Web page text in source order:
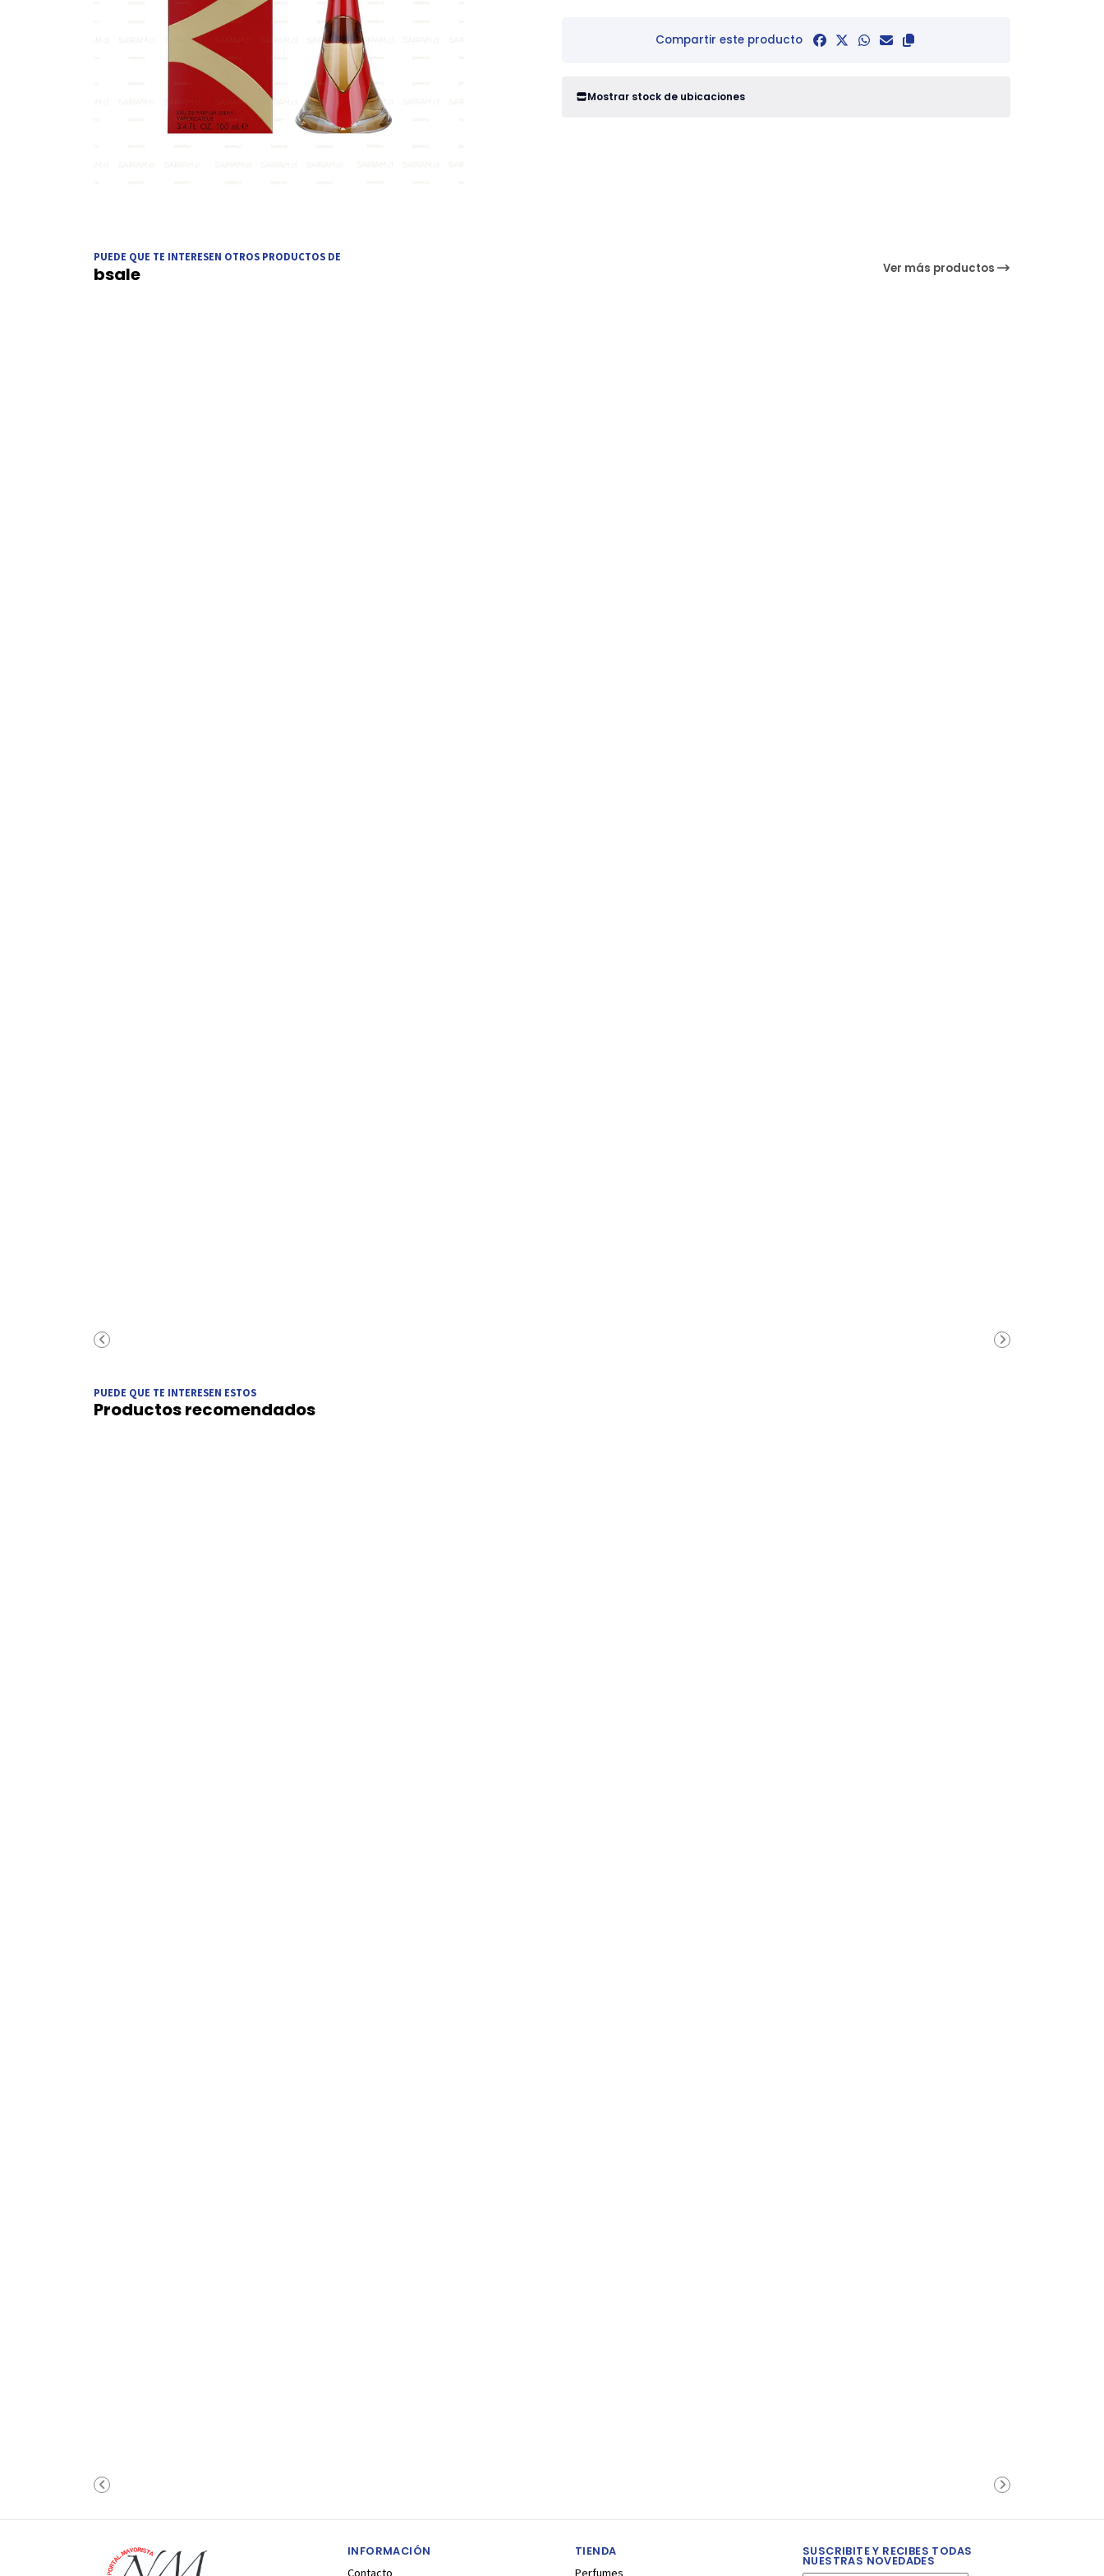
Compartir este producto
Mostrar stock de ubicaciones
PUEDE QUE TE INTERESEN OTROS PRODUCTOS DE
bsale Ver más productos
PUEDE QUE TE INTERESEN ESTOS
Productos recomendados
INFORMACIÓN
Contacto
TIENDA
Perfumes
SUSCRIBITE Y RECIBES TODAS
NUESTRAS NOVEDADES